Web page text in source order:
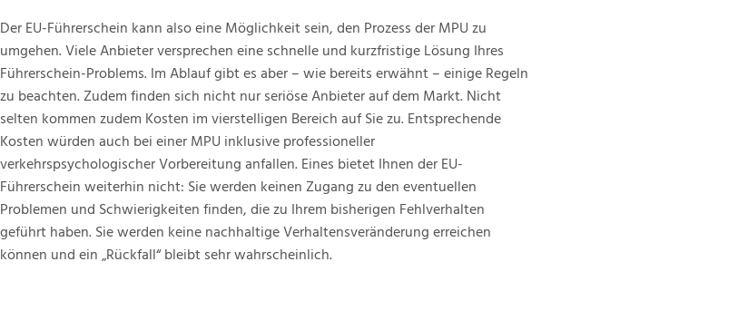
Der EU-Führerschein kann also eine Möglichkeit sein, den Prozess der MPU zu
umgehen. Viele Anbieter versprechen eine schnelle und kurzfristige Lösung Ihres
Führerschein-Problems. Im Ablauf gibt es aber – wie bereits erwähnt – einige Regeln
zu beachten. Zudem finden sich nicht nur seriöse Anbieter auf dem Markt. Nicht
selten kommen zudem Kosten im vierstelligen Bereich auf Sie zu. Entsprechende
Kosten würden auch bei einer MPU inklusive professioneller
verkehrspsychologischer Vorbereitung anfallen. Eines bietet Ihnen der EU-
Führerschein weiterhin nicht: Sie werden keinen Zugang zu den eventuellen
Problemen und Schwierigkeiten finden, die zu Ihrem bisherigen Fehlverhalten
geführt haben. Sie werden keine nachhaltige Verhaltensveränderung erreichen
können und ein „Rückfall“ bleibt sehr wahrscheinlich.